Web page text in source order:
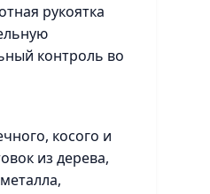
рукоятка
контроль во
косого и
из дерева,